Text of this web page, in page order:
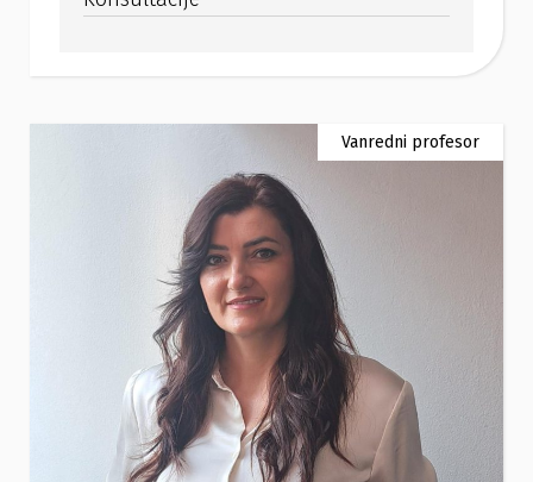
Vanredni profesor